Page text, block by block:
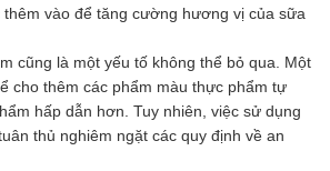
vào để tăng cường hương vị của sữa
cũng là một yếu tố không thể bỏ qua. Một
cho thêm các phẩm màu thực phẩm tự
hấp dẫn hơn. Tuy nhiên, việc sử dụng
thủ nghiêm ngặt các quy định về an